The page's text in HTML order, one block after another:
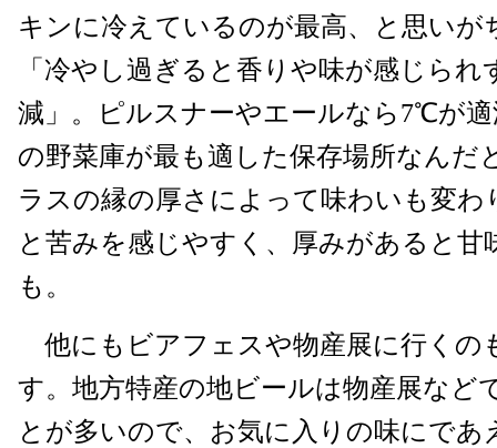
キンに冷えているのが最高、と思いが
「冷やし過ぎると香りや味が感じられ
減」。ピルスナーやエールなら7℃が
の野菜庫が最も適した保存場所なんだ
ラスの縁の厚さによって味わいも変わ
と苦みを感じやすく、厚みがあると甘
も。
他にもビアフェスや物産展に行くの
す。地方特産の地ビールは物産展など
とが多いので、お気に入りの味にであ